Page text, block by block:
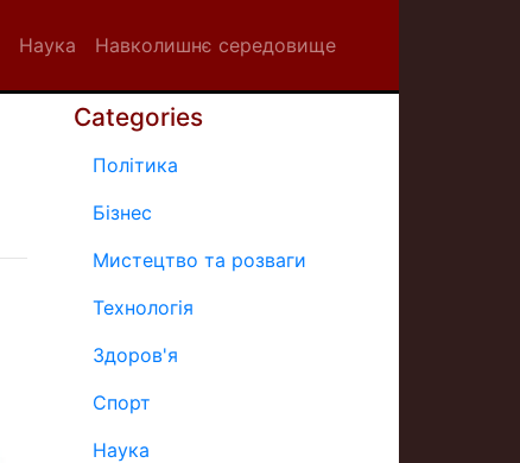
Наука Навколишнє середовище
Categories
Політика
Бізнес
Мистецтво та розваги
Технологія
Здоров'я
Спорт
Наука